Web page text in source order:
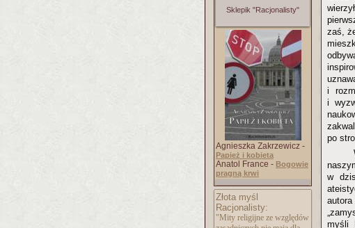
Sklepik "Racjonalisty"
Agnieszka Zakrzewicz -
Papież i kobieta
Anatol France - Bogowie
pragną krwi
Złota myśl
Racjonalisty:
"Mity religijne ze względów
zaś,
i
i
po
w
myśli